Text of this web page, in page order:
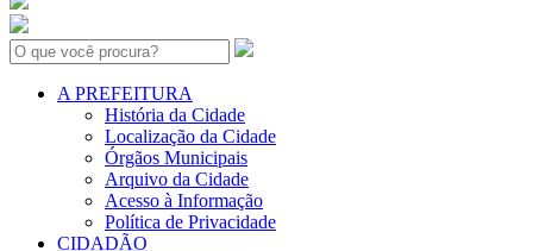
Search:
A PREFEITURA
História da Cidade
Localização da Cidade
Órgãos Municipais
Arquivo da Cidade
Acesso à Informação
Política de Privacidade
CIDADÃO